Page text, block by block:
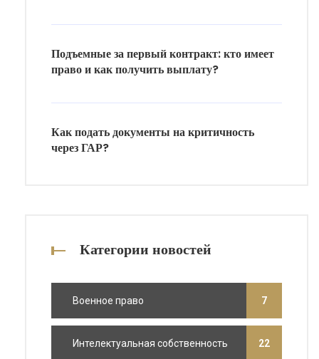
Подъемные за первый контракт: кто имеет
право и как получить выплату?
Как подать документы на критичность
через ГАР?
Категории новостей
Военное право 7
Интелектуальная собственность 22